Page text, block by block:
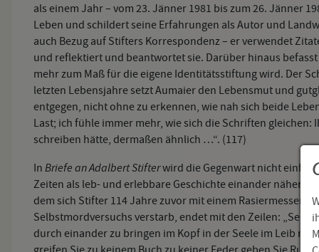
als einem Jahr – vom 23. Jänner 1981 bis zum 26. Jänner
Leben und schildert seine Erfahrungen als Autor und
auch Bezug auf Stifters Korrespondenz – er verwendet
und reflektiert und beantwortet sie. Darüber hinaus
mehr zum Maß für die eigene Identitätsstiftung wird. Der
letzten Lebensjahre setzt Aumaier den Lebensmut und
entgegen, nicht ohne zu erkennen, wie nah sich beide
Last; ich fühle immer mehr, wie sich die Schriften gleichen:
schreiben hätte, dermaßen ähnlich …“. (117)
In Briefe an Adalbert Stifterwird die Gegenwart nicht
Zeiten als leb- und erlebbare Geschichte einander näher
dem sich Stifter 114 Jahre zuvor mit einem Rasiermesser
Selbstmordversuchs verstarb, endet mit den Zeilen:
durch einander zu bringen im Kopf in der Seele im Leib